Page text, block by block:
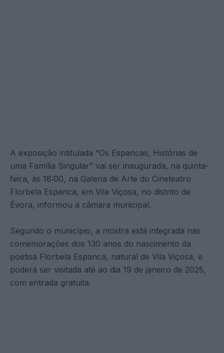
A exposição intitulada “Os Espancas, Histórias de
uma Família Singular” vai ser inaugurada, na quinta-
feira, às 18:00, na Galeria de Arte do Cineteatro
Florbela Espanca, em Vila Viçosa, no distrito de
Évora, informou a câmara municipal.
Segundo o município, a mostra está integrada nas
comemorações dos 130 anos do nascimento da
poetisa Florbela Espanca, natural de Vila Viçosa, e
poderá ser visitada até ao dia 19 de janeiro de 2025,
com entrada gratuita.